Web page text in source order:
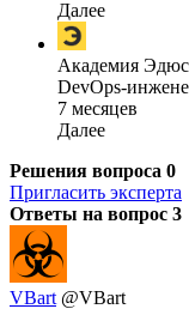
Далее
Академия
DevOps-
7 месяцев
Далее
Решения вопроса 0
Пригласить эксперта
Ответы на вопрос 3
VBart @VBart